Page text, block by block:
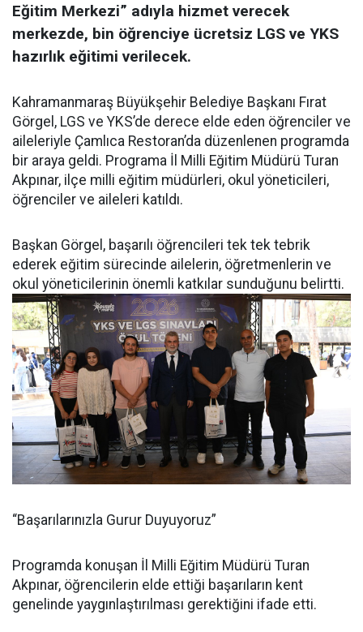
Eğitim Merkezi” adıyla hizmet verecek
merkezde, bin öğrenciye ücretsiz LGS ve YKS
hazırlık eğitimi verilecek.
Kahramanmaraş Büyükşehir Belediye Başkanı Fırat
Görgel, LGS ve YKS’de derece elde eden öğrenciler ve
aileleriyle Çamlıca Restoran’da düzenlenen programda
bir araya geldi. Programa İl Milli Eğitim Müdürü Turan
Akpınar, ilçe milli eğitim müdürleri, okul yöneticileri,
öğrenciler ve aileleri katıldı.
Başkan Görgel, başarılı öğrencileri tek tek tebrik
ederek eğitim sürecinde ailelerin, öğretmenlerin ve
okul yöneticilerinin önemli katkılar sunduğunu belirtti.
“Başarılarınızla Gurur Duyuyoruz”
Programda konuşan İl Milli Eğitim Müdürü Turan
Akpınar, öğrencilerin elde ettiği başarıların kent
genelinde yaygınlaştırılması gerektiğini ifade etti.